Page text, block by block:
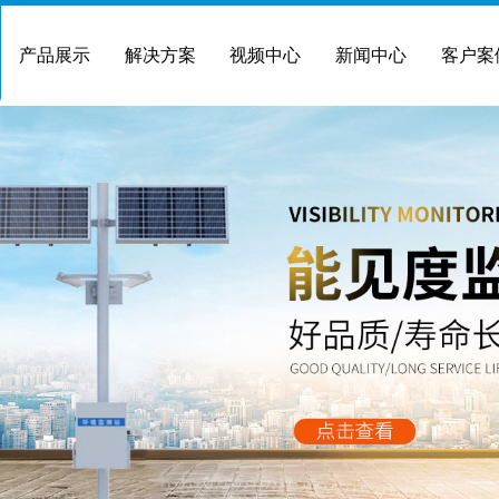
产品展示 解决方案 视频中心 新闻中心 客户案